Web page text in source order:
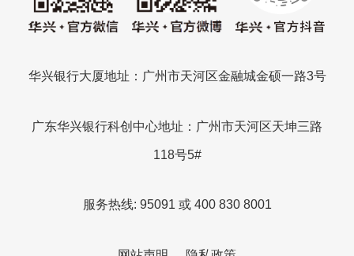
华兴银行大厦地址：广州市天河区金融城金硕一路3号
广东华兴银行科创中心地址：广州市天河区天坤三路
118号5#
服务热线: 95091 或 400 830 8001